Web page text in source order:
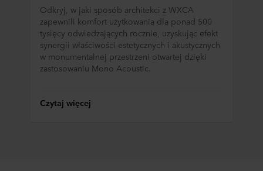
Odkryj, w jaki sposób architekci z WXCA
zapewnili komfort użytkowania dla ponad 500
tysięcy odwiedzających rocznie, uzyskując efekt
synergii właściwości estetycznych i akustycznych
w monumentalnej przestrzeni otwartej dzięki
zastosowaniu Mono Acoustic.
Czytaj więcej